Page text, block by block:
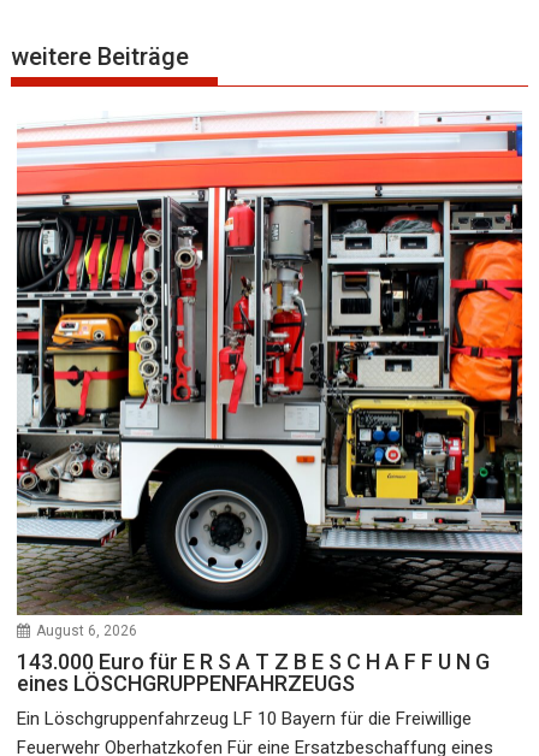
weitere Beiträge
August 6, 2026
143.000 Euro für E R S A T Z B E S C H A F F U N G
eines LÖSCHGRUPPENFAHRZEUGS
Ein Löschgruppenfahrzeug LF 10 Bayern für die Freiwillige
Feuerwehr Oberhatzkofen Für eine Ersatzbeschaffung eines